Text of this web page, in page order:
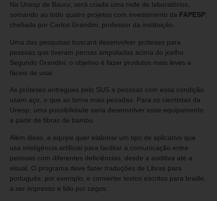
Na Unesp de Bauru, será criada uma rede de laboratórios,
somando ao todo quatro projetos com investimento da FAPESP,
chefiada por Carlos Grandini, professor da instituição.
Uma das pesquisas buscará desenvolver próteses para
pessoas que tiveram pernas amputadas acima do joelho.
Segundo Grandini, o objetivo é fazer produtos mais leves e
fáceis de usar.
As próteses entregues pelo SUS a pessoas com essa condição
usam aço, o que as torna mais pesadas. Para os cientistas da
Unesp, uma possibilidade seria desenvolver esse equipamento
a partir de fibras de bambu.
Além disso, a equipe quer elaborar um tipo de aplicativo que
usa inteligência artificial para facilitar a comunicação entre
pessoas com diferentes deficiências, desde a auditiva até a
visual. O programa deve fazer traduções de Libras para
português, por exemplo, e converter textos escritos para braille,
a ser impresso e lido por cegos.